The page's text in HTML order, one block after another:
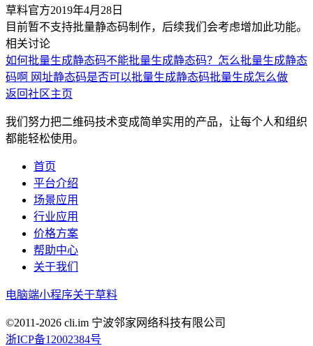
草料官方2019年4月28日
目前暂不支持批量静态码制作，后续我们会考虑增加此功能。
相关讨论
如何批量生成静态码不能批量生成静态码？ 怎么批量生成静态
码啊 网址静态码是否可以批量生成静态码批量生成怎么做
返回社区主页
我们努力把二维码技术变成简单实用的产品，让每个人和组织
都能轻松使用。
首页
平台介绍
场景应用
行业应用
价格方案
帮助中心
关于我们
电脑端小程序关于草料
©2011-2026 cli.im 宁波邻家网络科技有限公司
浙ICP备12002384号